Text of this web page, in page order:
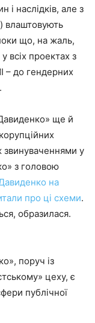
і наслідків, але з
влаштовують
що, на жаль,
всіх проектах з
– до гендерних
ще й
звинуваченнями у
з головою
на
про ці схеми.
образилася.
поруч із
цеху, є
публічної